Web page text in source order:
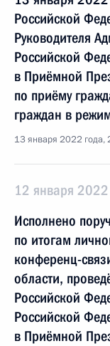
Российской
Руководителя
Российской
в Приёмной
по приёму
граждан в
13 января 2022 года,
12 января 2022
Исполнено
по итогам
конференц-
области,
Российской
Российской
в Приёмной